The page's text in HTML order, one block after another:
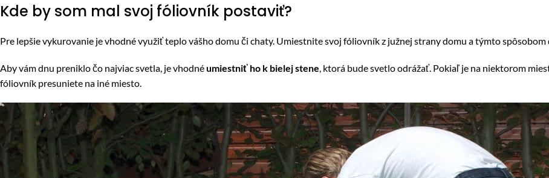
Kde by som mal svoj fóliovník postaviť?
Pre lepšie vykurovanie je vhodné využiť teplo vášho domu či chaty. Umiestnite svoj fóliovník z južnej strany domu a týmto
Aby vám dnu preniklo čo najviac svetla, je vhodnéumiestniť ho k bielej stene, ktorá bude svetlo odrážať. Pokiaľ je na niektorom
fóliovník presuniete na iné miesto.